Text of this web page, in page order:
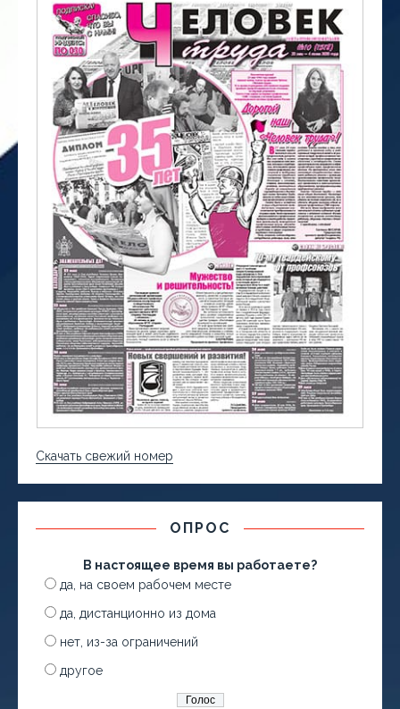
Скачать свежий номер
ОПРОС
В настоящее время вы работаете?
да, на своем рабочем месте
да, дистанционно из дома
нет, из-за ограничений
другое